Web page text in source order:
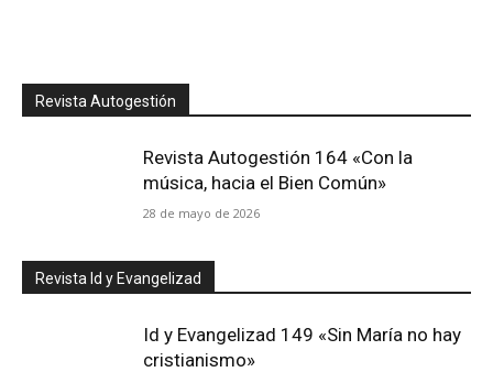
Revista Autogestión
Revista Autogestión 164 «Con la
música, hacia el Bien Común»
28 de mayo de 2026
Revista Id y Evangelizad
Id y Evangelizad 149 «Sin María no hay
cristianismo»